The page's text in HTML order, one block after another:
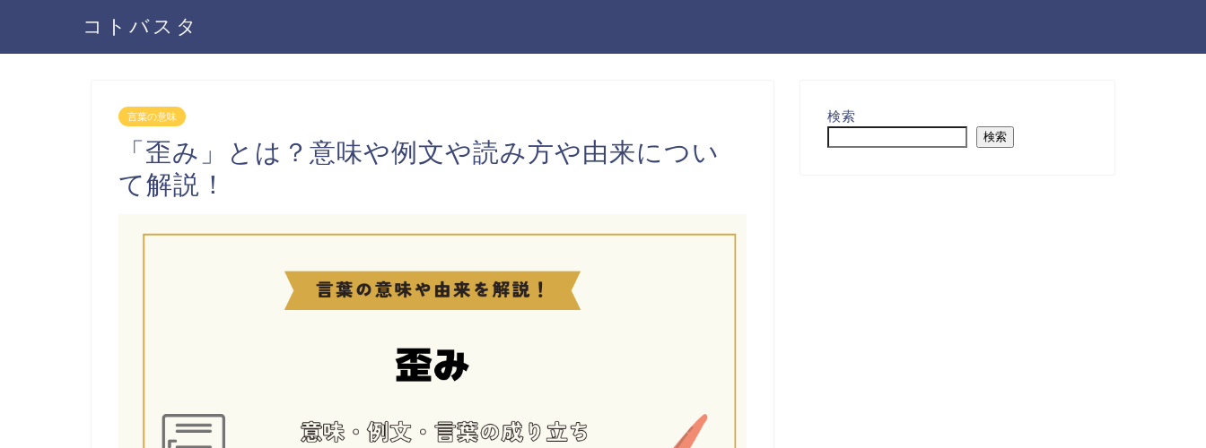
コトバスタ
言葉の意味
「歪み」とは？意味や例文や読み方や由来につい
て解説！
検索
検索